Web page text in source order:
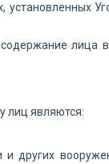
установленных
содержание
лиц являются:
и других